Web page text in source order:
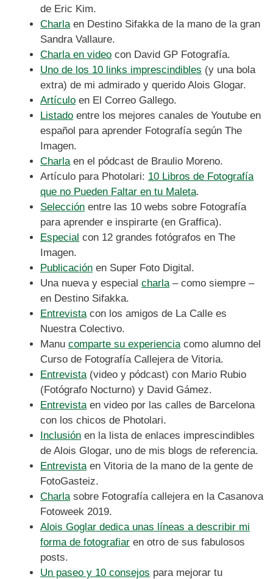
de Eric Kim.
Charlaen Destino Sifakka de la mano de la gran
Sandra Vallaure.
Charla en video con David GP Fotografía.
Uno de los 10 links imprescindibles (y una bola
extra) de mi admirado y querido Alois Glogar.
Artículo en El Correo Gallego.
Listado entre los mejores canales de Youtube en
español para aprender Fotografía según The
Imagen.
Charlaen el pódcast de Braulio Moreno.
Artículo para Photolari: 10 Libros de Fotografía
que no Pueden Faltar en tu Maleta.
Selección entre las 10 webs sobre Fotografía
para aprender e inspirarte (en Graffica).
Especial con 12 grandes fotógrafos en The
Imagen.
Publicación en Super Foto Digital.
Una nueva y especial charla– como siempre –
en Destino Sifakka.
Entrevistacon los amigos de La Calle es
Nuestra Colectivo.
Manu comparte su experienciacomo alumno del
Curso de Fotografía Callejera de Vitoria.
Entrevista(video y pódcast) con Mario Rubio
(Fotógrafo Nocturno) y David Gámez.
Entrevistaen video por las calles de Barcelona
con los chicos de Photolari.
Inclusión en la lista de enlaces imprescindibles
de Alois Glogar, uno de mis blogs de referencia.
Entrevistaen Vitoria de la mano de la gente de
FotoGasteiz.
Charlasobre Fotografía callejera en la Casanova
Fotoweek 2019.
Alois Goglar dedica unas líneas a describir mi
forma de fotografiar en otro de sus fabulosos
posts.
Un paseo y 10 consejos para mejorar tu